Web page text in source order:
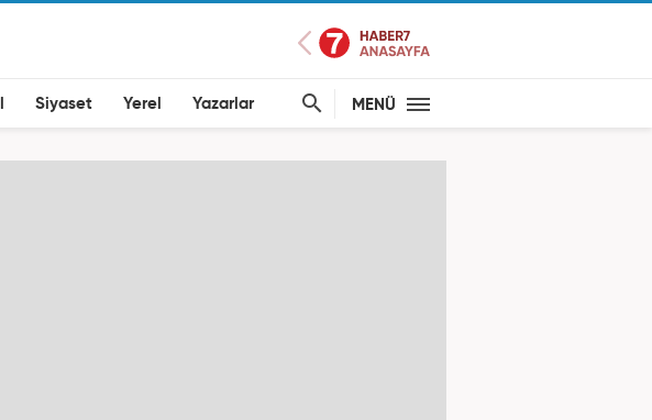
Siyaset Yerel Yazarlar MENÜ